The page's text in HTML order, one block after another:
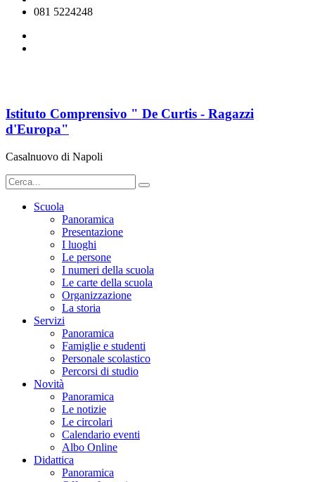
081 5224248
Istituto Comprensivo " De Curtis - Ragazzi
d'Europa"
Casalnuovo di Napoli
Scuola
Panoramica
Presentazione
I luoghi
Le persone
I numeri della scuola
Le carte della scuola
Organizzazione
La storia
Servizi
Panoramica
Famiglie e studenti
Personale scolastico
Percorsi di studio
Novità
Panoramica
Le notizie
Le circolari
Calendario eventi
Albo Online
Didattica
Panoramica